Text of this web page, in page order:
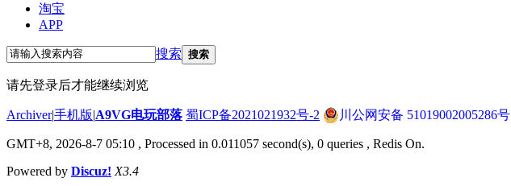
淘宝
APP
搜索 搜索
请先登录后才能继续浏览
Archiver|手机版|A9VG电玩部落 蜀ICP备2021021932号-2 川公网安备 51019002005286号
GMT+8, 2026-8-7 05:10 , Processed in 0.011057 second(s), 0 queries , Redis On.
Powered by Discuz! X3.4